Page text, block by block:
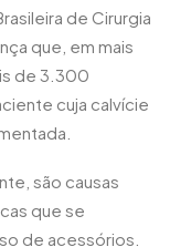
de Cirurgia
que, em mais
de 3.300
cuja calvície
são causas
que se
de acessórios.